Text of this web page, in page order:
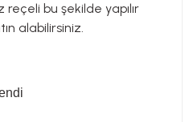
reçeli bu şekilde yapılır
alabilirsiniz.